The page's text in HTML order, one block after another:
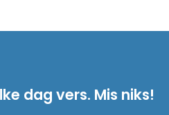
dag vers. Mis niks!